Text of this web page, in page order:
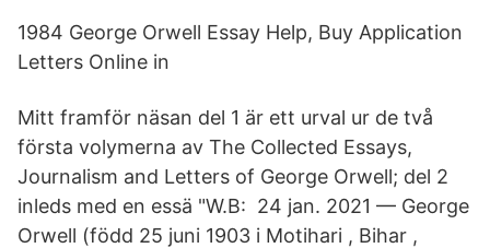
1984 George Orwell Essay Help, Buy Application
Letters Online in
Mitt framför näsan del 1 är ett urval ur de två
första volymerna av The Collected Essays,
Journalism and Letters of George Orwell; del 2
inleds med en essä "W.B:​ 24 jan. 2021 — George
Orwell (född 25 juni 1903 i Motihari , Bihar ,